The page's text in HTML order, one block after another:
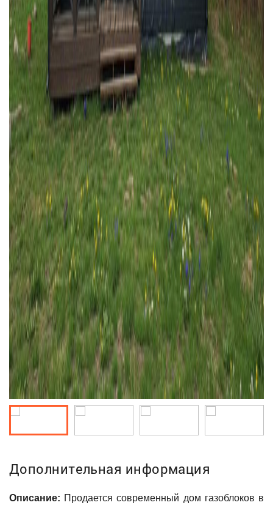
Дополнительная информация
Описание: Продается современный дом газоблоков в